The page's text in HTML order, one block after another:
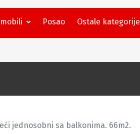
Posao Ostale kategorije
jednosobni sa balkonima. 66m2.